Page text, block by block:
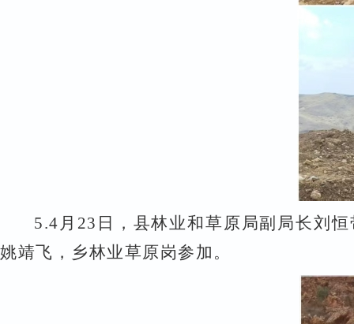
5.4 月 23 日，县林业和草原局副局长刘
姚靖飞，乡林业草原岗参加。